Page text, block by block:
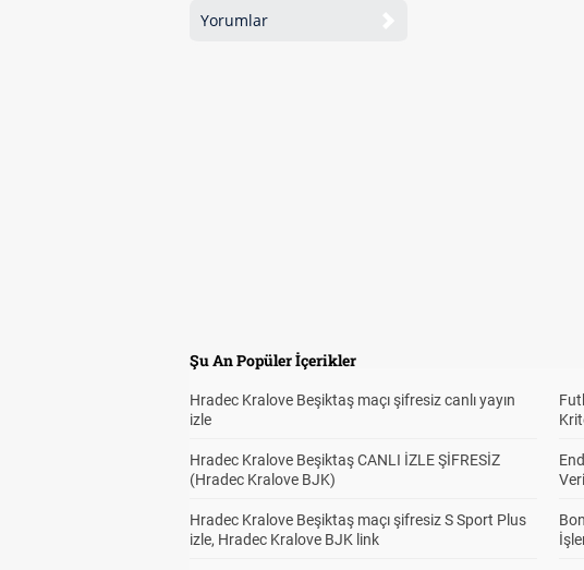
Yorumlar
Şu An Popüler İçerikler
Hradec Kralove Beşiktaş maçı şifresiz canlı yayın
izle
Hradec Kralove Beşiktaş CANLI İZLE ŞİFRESİZ
(Hradec Kralove BJK)
Hradec Kralove Beşiktaş maçı şifresiz S Sport Plus
izle, Hradec Kralove BJK link